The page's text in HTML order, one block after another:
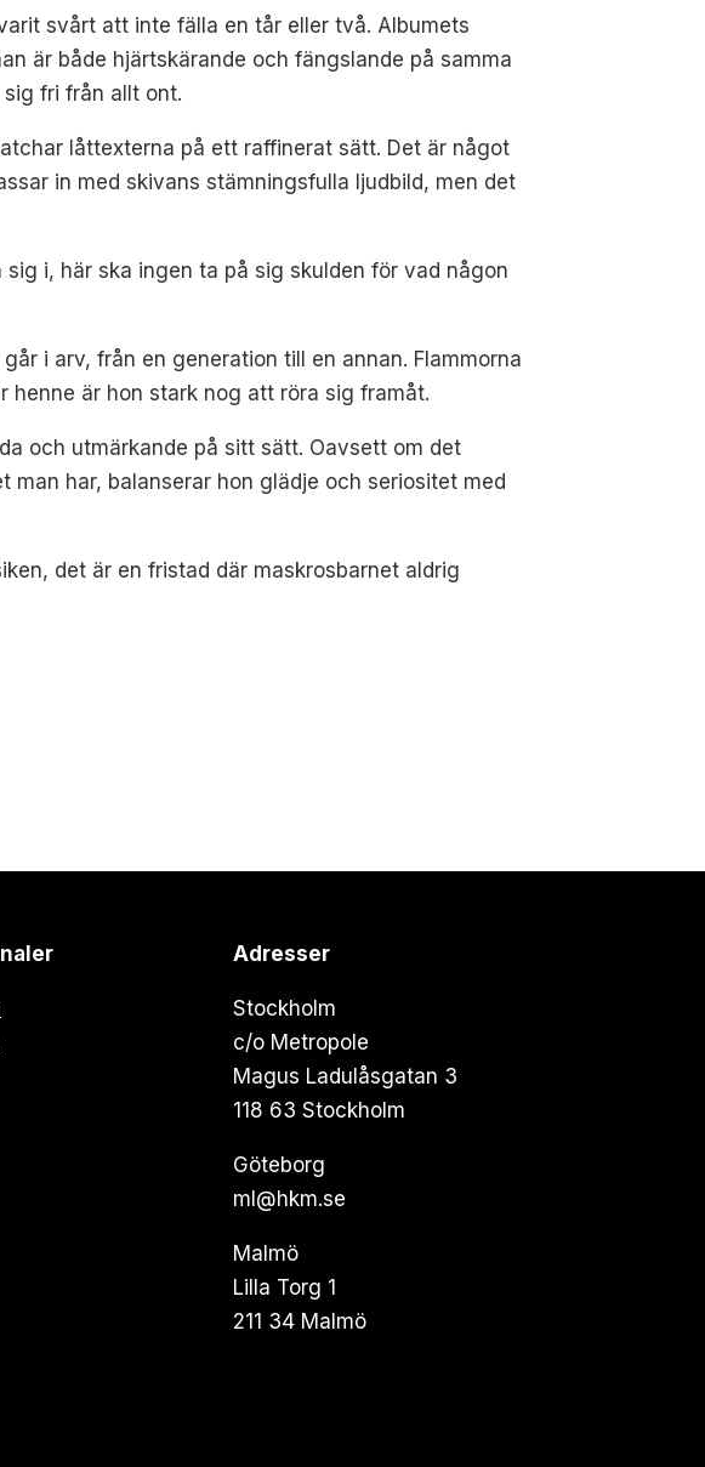
svårt att inte fälla en tår eller två. Albumets
är både hjärtskärande och fängslande på samma
fri från allt ont.
låttexterna på ett raffinerat sätt. Det är något
in med skivans stämningsfulla ljudbild, men det
i, här ska ingen ta på sig skulden för vad någon
i arv, från en generation till en annan. Flammorna
är hon stark nog att röra sig framåt.
och utmärkande på sitt sätt. Oavsett om det
har, balanserar hon glädje och seriositet med
det är en fristad där maskrosbarnet aldrig
Adresser
Stockholm
c/o Metropole
Magus Ladulåsgatan 3
118 63 Stockholm
Göteborg
ml@hkm.se
Malmö
Lilla Torg 1
211 34 Malmö